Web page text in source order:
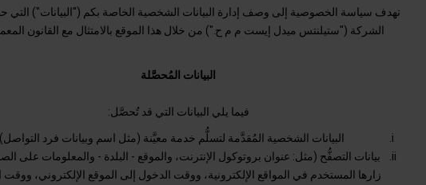
تهدف سياسة الخصوصية إلى وصف إدارة البيانات الشخصية الخاصة بكم ("البيانات") التي
الشركة ("ستيلنتس ميدل إيست م م ح.") من خلال هذا الموقع بالامتثال مع القانون
البيانات المُحصَّلة
فيما يلي البيانات التي قد تُحصَّل:
البيانات الشخصية المُقدَّمة لتسلُّم خدمة معيَّنة (مثل اسم وبيانات فرد
بيانات التصفُّح (مثل: عنوان بروتوكول الإنترنت، والموقع - البلدة - والمعلومات على
زارها المستخدم في المواقع الإلكترونية، ووقت الدخول إلى الموقع الإلكتروني،